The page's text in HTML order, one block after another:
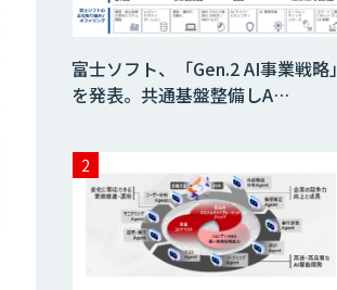
富士ソフト、「Gen.2 AI事業戦略」
を発表。共通基盤整備しA…